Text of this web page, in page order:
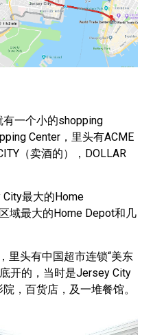
一个小的shopping
Center，里头有ACME
（卖酒的），DOLLAR
最大的Home
域最大的Home Depot和几
里头有中国超市连锁“美东
开的，当时是Jersey City
，百货店，及一堆餐馆。